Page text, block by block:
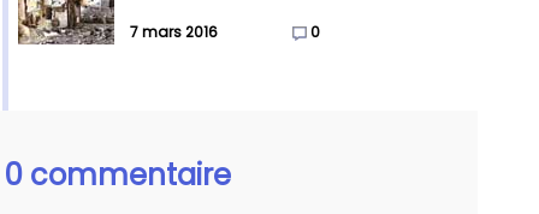
7 mars 2016 0
0 commentaire